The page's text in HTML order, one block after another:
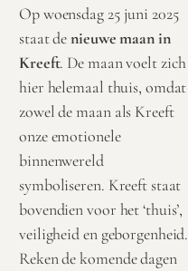
Op woensdag 25 juni 2025
staat denieuwe maan in
Kreeft. De maan voelt zich
hier helemaal thuis, omdat
zowel de maan als Kreeft
onze emotionele
binnenwereld
symboliseren. Kreeft staat
bovendien voor het ‘thuis’,
veiligheid en geborgenheid.
Reken de komende dagen